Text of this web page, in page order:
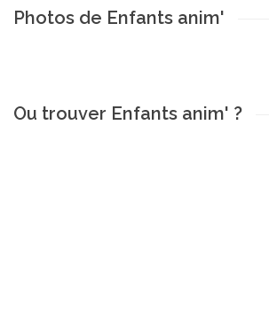
Photos de Enfants anim'
Ou trouver Enfants anim' ?